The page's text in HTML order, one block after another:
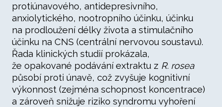
protiúnavového, antidepresivního,
anxiolytického, nootropního účinku, účinku
na prodloužení délky života a stimulačního
účinku na CNS (centrální nervovou soustavu).
Řada klinických studií prokázala,
že opakované podávání extraktu z R. rosea
působí proti únavě, což zvyšuje kognitivní
výkonnost (zejména schopnost koncentrace)
a zároveň snižuje riziko syndromu vyhoření